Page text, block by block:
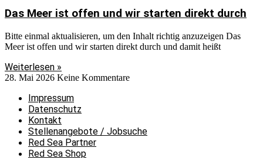
Das Meer ist offen und wir starten direkt durch
Bitte einmal aktualisieren, um den Inhalt richtig anzuzeigen Das
Meer ist offen und wir starten direkt durch und damit heißt
Weiterlesen »
28. Mai 2026 Keine Kommentare
Impressum
Datenschutz
Kontakt
Stellenangebote / Jobsuche
Red Sea Partner
Red Sea Shop